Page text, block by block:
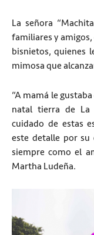
La señora
familiares y
bisnietos, quienes
mimosa que
“A mamá le
natal tierra de La
cuidado de estas
este detalle por su
siempre como el
Martha Ludeña.